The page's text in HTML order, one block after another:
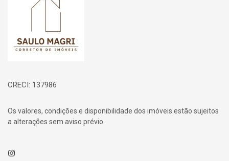
CRECI: 137986
Os valores, condições e disponibilidade dos imóveis estão sujeitos
a alterações sem aviso prévio.
Instagram